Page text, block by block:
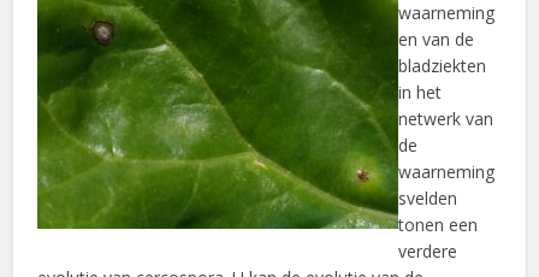
waarneming
en van de
bladziekten
in het
netwerk van
de
waarneming
svelden
tonen een
verdere